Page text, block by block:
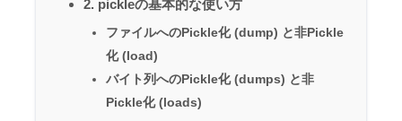
2. pickleの基本的な使い方
ファイルへのPickle化 (dump) と非Pickle
化 (load)
バイト列へのPickle化 (dumps) と非
Pickle化 (loads)